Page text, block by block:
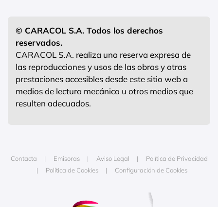
© CARACOL S.A. Todos los derechos
reservados.
CARACOL S.A. realiza una reserva expresa de
las reproducciones y usos de las obras y otras
prestaciones accesibles desde este sitio web a
medios de lectura mecánica u otros medios que
resulten adecuados.
Contacta Emisoras Aviso Legal
Política de Privacidad
Política de Cookies
Configuración de Cookies